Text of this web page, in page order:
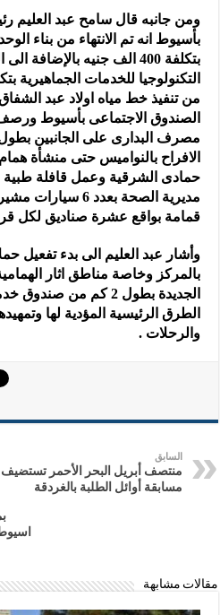
ومن جانبه قال سامح عبد العليم
بأسيوط انه تم الانتهاء من بناء
بتكلفة 400 الف جنيه
الصندوق الاجتماعى بأسيوط
حمادى الشرقية وعمل قافلة طبية
قمامة بواقع عشرة صناديق لكل
وأشار عبد العليم الى بدء تفعيل
بالمركز وخاصة مناطق اثار
الجديدة بطول 2 كم من
الطرق الرئيسية المؤدية لها
والرحلات .
السابق
منتصف أبريل البحر الأحمر تستضيف
مسابقة أوائل الطلبة بالغردقة
مقالات مشابهة